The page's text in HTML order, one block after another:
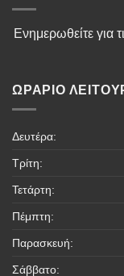
Ενημερωθείτε για
ΩΡΆΡΙΟ
Δευτέρα:
Τρίτη:
Τετάρτη:
Πέμπτη:
Παρασκευή:
Σάββατο: